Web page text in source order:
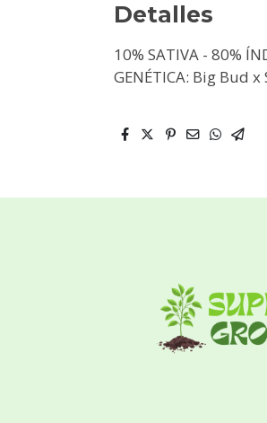
Detalles
10% SATIVA - 80%
GENÉTICA: Big Bud